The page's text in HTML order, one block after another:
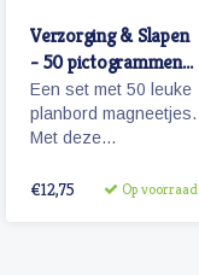
Verzorging & Slapen
- 50 pictogrammen
(jongen)
Een set met 50 leuke
planbord magneetjes.
Met deze
je bijvoorbeeld het
€12,75 Op voorraad